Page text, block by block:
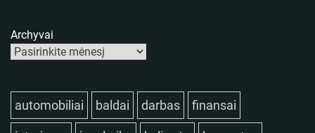
Archyvai
automobiliai baldai darbas finansai